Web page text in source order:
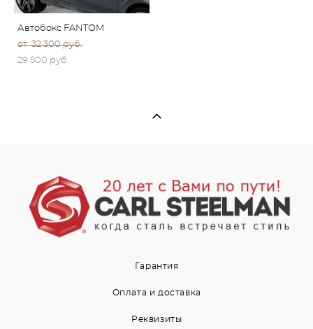
Автобокс FANTOM
от 32 300 pуб.
29 500 pуб.
Гарантия
Оплата и доставка
Реквизиты